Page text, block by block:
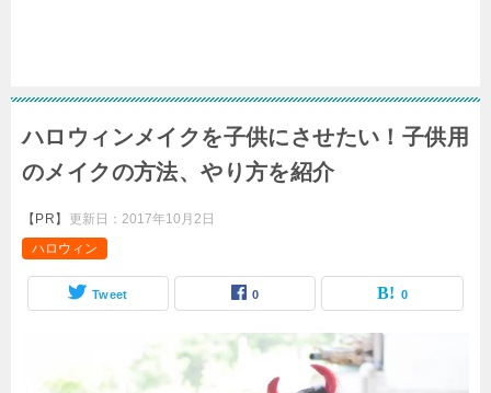
ハロウィンメイクを子供にさせたい！子供用
のメイクの方法、やり方を紹介
【PR】 更新日： 2017年10月2日
ハロウィン
Tweet 0 0